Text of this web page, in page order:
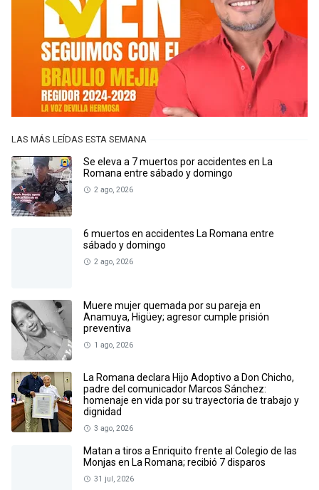
LAS MÁS LEÍDAS ESTA SEMANA
Se eleva a 7 muertos por accidentes en La
Romana entre sábado y domingo
2 ago, 2026
6 muertos en accidentes La Romana entre
sábado y domingo
2 ago, 2026
Muere mujer quemada por su pareja en
Anamuya, Higüey; agresor cumple prisión
preventiva
1 ago, 2026
La Romana declara Hijo Adoptivo a Don Chicho,
padre del comunicador Marcos Sánchez:
homenaje en vida por su trayectoria de trabajo y
dignidad
3 ago, 2026
Matan a tiros a Enriquito frente al Colegio de las
Monjas en La Romana; recibió 7 disparos
31 jul, 2026